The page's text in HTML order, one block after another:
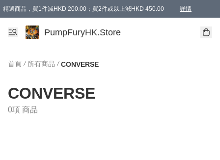
精選商品，買1件減HKD 200.00；買2件或以上減HKD 450.00 詳情
AAPE商品,會員專享9折或以上（按會員等級）AAPE products, members can
精選商品，任選買2件或以上減HKD 100.00
購物滿 HKD 800.00即享免運費優惠！（適用於 特定的送貨方式 )
PumpFuryHK.Store
首頁 / 所有商品 / CONVERSE
CONVERSE
0項 商品